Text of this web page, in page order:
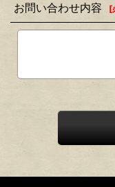
お問い合わせ内容 [